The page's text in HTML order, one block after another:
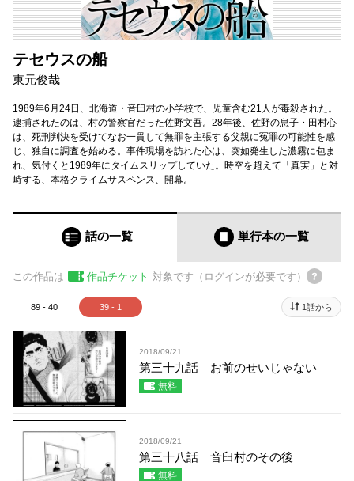
テセウスの船
東元俊哉
1989年6月24日、北海道・音臼村の小学校で、児童含む21人が毒殺された。
逮捕されたのは、村の警察官だった佐野文吾。28年後、佐野の息子・田村心
は、死刑判決を受けてなお一貫して無罪を主張する父親に冤罪の可能性を感
じ、独自に調査を始める。事件現場を訪れた心は、突如発生した濃霧に包ま
れ、気付くと1989年にタイムスリップしていた。時空を超えて「真実」と対
峙する、本格クライムサスペンス、開幕。
話の一覧 単行本の一覧
この作品は 作品チケット 対象です（ログインが必要です）
89 - 40 39 - 1 1話から
2018/09/21
第三十九話 お前のせいじゃない
無料
2018/09/21
第三十八話 音臼村のその後
無料